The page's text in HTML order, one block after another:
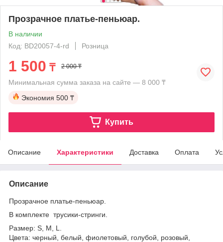
Прозрачное платье-пеньюар.
В наличии
Код: BD20057-4-rd
Розница
1 500 ₸ 2 000 ₸
Минимальная сумма заказа на сайте — 8 000 ₸
Экономия 500 ₸
Купить
Описание Характеристики Доставка Оплата
Описание
Прозрачное платье-пеньюар.
В комплекте трусики-стринги.
Размер: S, M, L.
Цвета: черный, белый, фиолетовый, голубой, розовый,